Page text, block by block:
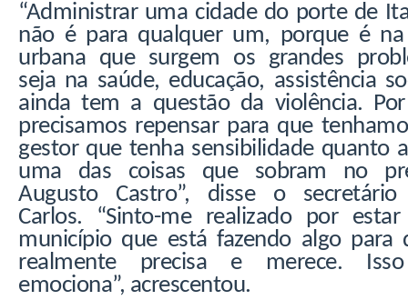
“Administrar uma cidade do porte de
não é para qualquer um, porque é na
urbana que surgem os grandes
seja na saúde, educação, assistência
ainda tem a questão da violência.
precisamos repensar para que
gestor que tenha sensibilidade quanto
uma das coisas que sobram no
Augusto Castro”, disse o secretário
Carlos. “Sinto-me realizado por
município que está fazendo algo para
realmente precisa e merece.
emociona”, acrescentou.